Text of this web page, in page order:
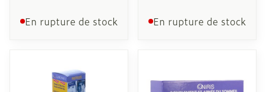
En rupture de stock En rupture de stock